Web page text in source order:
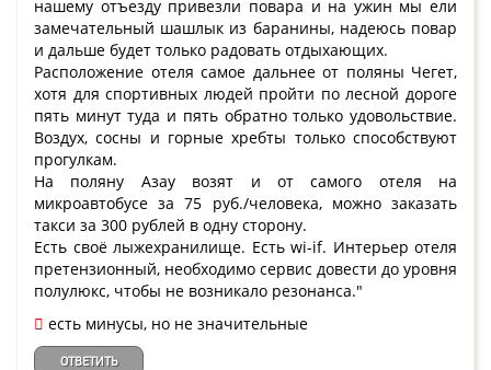
нашему отъезду привезли повара и на ужин мы ели
замечательный шашлык из баранины, надеюсь повар
и дальше будет только радовать отдыхающих.
Расположение отеля самое дальнее от поляны Чегет,
хотя для спортивных людей пройти по лесной дороге
пять минут туда и пять обратно только удовольствие.
Воздух, сосны и горные хребты только способствуют
прогулкам.
На поляну Азау возят и от самого отеля на
микроавтобусе за 75 руб./человека, можно заказать
такси за 300 рублей в одну сторону.
Есть своё лыжехранилище. Есть wi-if. Интерьер отеля
претензионный, необходимо сервис довести до уровня
полулюкс, чтобы не возникало резонанса."
есть минусы, но не значительные
ОТВЕТИТЬ